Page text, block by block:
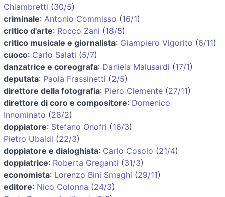
Chiambretti (30/5)
criminale: Antonio Commisso (16/1)
critico d'arte: Rocco Zani (18/5)
critico musicale e giornalista: Giampiero Vigorito (6/11)
cuoco: Carlo Salati (5/7)
danzatrice e coreografa: Daniela Malusardi (17/1)
deputata: Paola Frassinetti (2/5)
direttore della fotografia: Piero Clemente (27/11)
direttore di coro e compositore: Domenico
Innominato (28/2)
doppiatore: Stefano Onofri (16/3)
Pietro Ubaldi (22/3)
doppiatore e dialoghista: Carlo Cosolo (21/4)
doppiatrice: Roberta Greganti (31/3)
economista: Lorenzo Bini Smaghi (29/11)
editore: Nico Colonna (24/3)